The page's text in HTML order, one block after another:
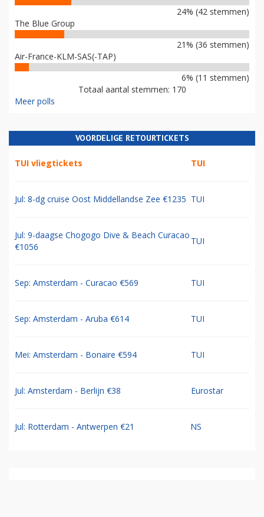
24% (42 stemmen)
The Blue Group
21% (36 stemmen)
Air-France-KLM-SAS(-TAP)
6% (11 stemmen)
Totaal aantal stemmen: 170
Meer polls
VOORDELIGE RETOURTICKETS
TUI vliegtickets TUI
Jul: 8-dg cruise Oost Middellandse Zee €1235 TUI
Jul: 9-daagse Chogogo Dive & Beach Curacao
€1056
TUI
Sep: Amsterdam - Curacao €569 TUI
Sep: Amsterdam - Aruba €614 TUI
Mei: Amsterdam - Bonaire €594 TUI
Jul: Amsterdam - Berlijn €38 Eurostar
Jul: Rotterdam - Antwerpen €21 NS